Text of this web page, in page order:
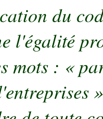
du
l'égalité
mots : «